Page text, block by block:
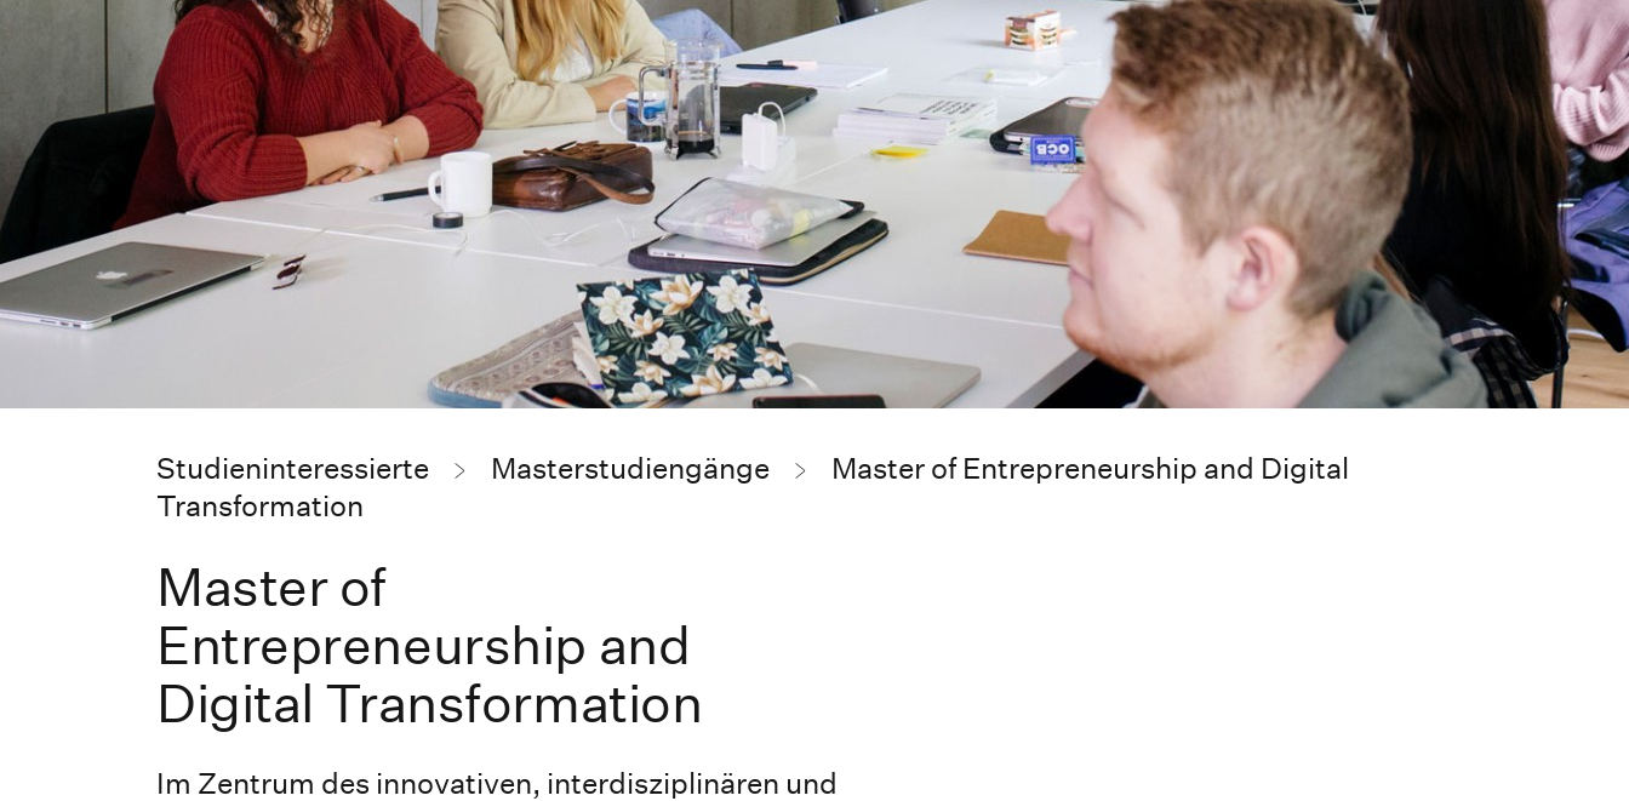
Studieninteressierte Masterstudiengänge
Master of Entrepreneurship and Digital
Transformation
Master of
Entrepreneurship and
Digital Transformation
Im Zentrum des innovativen, interdisziplinären und